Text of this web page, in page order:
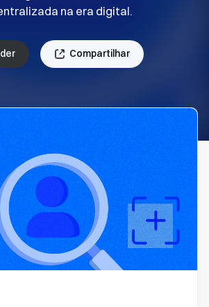
na era digital.
Compartilhar